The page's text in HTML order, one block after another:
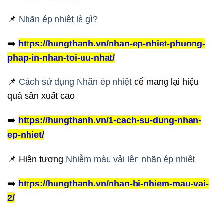
📌 Nhãn ép nhiệt là gì?
➡️ https://hungthanh.vn/nhan-ep-nhiet-phuong-
phap-in-nhan-toi-uu-nhat/
📌 Cách sử dụng Nhãn ép nhiệt để mang lại hiệu
quả sản xuất cao
➡️ https://hungthanh.vn/1-cach-su-dung-nhan-
ep-nhiet/
📌 Hiện tượng Nhiễm màu vải lên nhãn ép nhiệt
➡️ https://hungthanh.vn/nhan-bi-nhiem-mau-vai-
2/